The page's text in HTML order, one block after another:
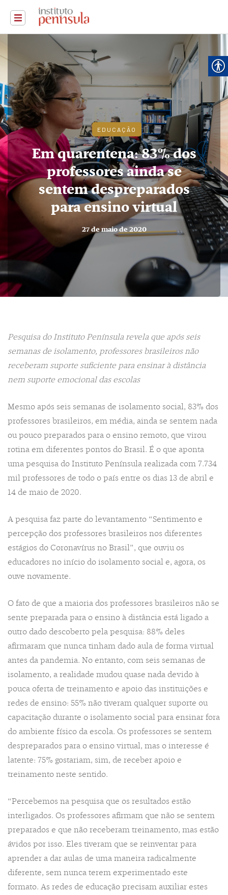
EDUCAÇÃO
Em quarentena: 83% dos
professores ainda se
sentem despreparados
para ensino virtual
27 de maio de 2020
Pesquisa do Instituto Península revela que após seis
semanas de isolamento, professores brasileiros não
receberam suporte suficiente para ensinar à distância
nem suporte emocional das escolas
Mesmo após seis semanas de isolamento social, 83% dos
professores brasileiros, em média, ainda se sentem nada
ou pouco preparados para o ensino remoto, que virou
rotina em diferentes pontos do Brasil. É o que aponta
uma pesquisa do Instituto Península realizada com 7.734
mil professores de todo o país entre os dias 13 de abril e
14 de maio de 2020.
A pesquisa faz parte do levantamento “Sentimento e
percepção dos professores brasileiros nos diferentes
estágios do Coronavírus no Brasil”, que ouviu os
educadores no início do isolamento social e, agora, os
ouve novamente.
O fato de que a maioria dos professores brasileiros não se
sente preparada para o ensino à distância está ligado a
outro dado descoberto pela pesquisa: 88% deles
afirmaram que nunca tinham dado aula de forma virtual
antes da pandemia. No entanto, com seis semanas de
isolamento, a realidade mudou quase nada devido à
pouca oferta de treinamento e apoio das instituições e
redes de ensino: 55% não tiveram qualquer suporte ou
capacitação durante o isolamento social para ensinar fora
do ambiente físico da escola. Os professores se sentem
despreparados para o ensino virtual, mas o interesse é
latente: 75% gostariam, sim, de receber apoio e
treinamento neste sentido.
“Percebemos na pesquisa que os resultados estão
interligados. Os professores afirmam que não se sentem
preparados e que não receberam treinamento, mas estão
ávidos por isso. Eles tiveram que se reinventar para
aprender a dar aulas de uma maneira radicalmente
diferente, sem nunca terem experimentado este
formato. As redes de educação precisam auxiliar estes